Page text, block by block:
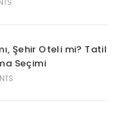
Şehir Oteli mi? Tatil
Seçimi